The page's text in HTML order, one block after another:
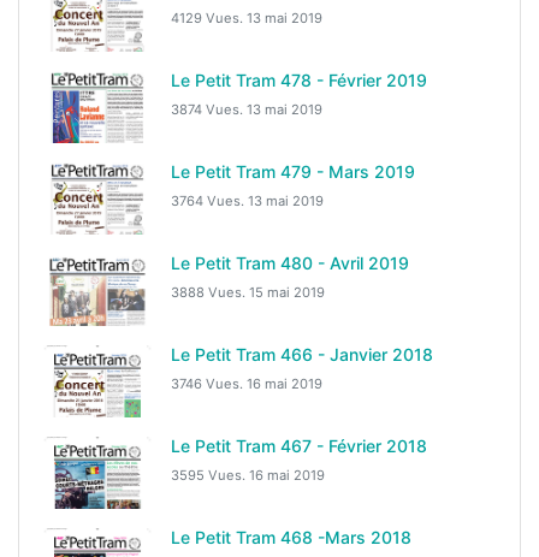
4129 Vues. 13 mai 2019
Le Petit Tram 478 - Février 2019
3874 Vues. 13 mai 2019
Le Petit Tram 479 - Mars 2019
3764 Vues. 13 mai 2019
Le Petit Tram 480 - Avril 2019
3888 Vues. 15 mai 2019
Le Petit Tram 466 - Janvier 2018
3746 Vues. 16 mai 2019
Le Petit Tram 467 - Février 2018
3595 Vues. 16 mai 2019
Le Petit Tram 468 -Mars 2018